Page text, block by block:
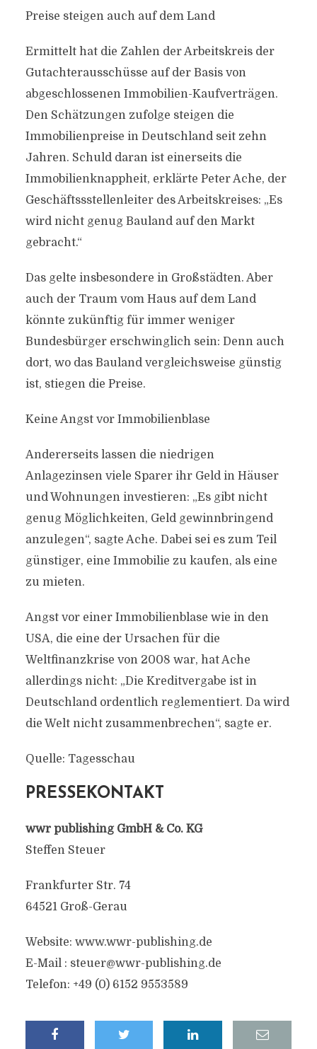
Preise steigen auch auf dem Land
Ermittelt hat die Zahlen der Arbeitskreis der
Gutachterausschüsse auf der Basis von
abgeschlossenen Immobilien-Kaufverträgen.
Den Schätzungen zufolge steigen die
Immobilienpreise in Deutschland seit zehn
Jahren. Schuld daran ist einerseits die
Immobilienknappheit, erklärte Peter Ache, der
Geschäftssstellenleiter des Arbeitskreises: „Es
wird nicht genug Bauland auf den Markt
gebracht.“
Das gelte insbesondere in Großstädten. Aber
auch der Traum vom Haus auf dem Land
könnte zukünftig für immer weniger
Bundesbürger erschwinglich sein: Denn auch
dort, wo das Bauland vergleichsweise günstig
ist, stiegen die Preise.
Keine Angst vor Immobilienblase
Andererseits lassen die niedrigen
Anlagezinsen viele Sparer ihr Geld in Häuser
und Wohnungen investieren: „Es gibt nicht
genug Möglichkeiten, Geld gewinnbringend
anzulegen“, sagte Ache. Dabei sei es zum Teil
günstiger, eine Immobilie zu kaufen, als eine
zu mieten.
Angst vor einer Immobilienblase wie in den
USA, die eine der Ursachen für die
Weltfinanzkrise von 2008 war, hat Ache
allerdings nicht: „Die Kreditvergabe ist in
Deutschland ordentlich reglementiert. Da wird
die Welt nicht zusammenbrechen“, sagte er.
Quelle: Tagesschau
PRESSEKONTAKT
wwr publishing GmbH & Co. KG
Steffen Steuer
Frankfurter Str. 74
64521 Groß-Gerau
Website: www.wwr-publishing.de
E-Mail : steuer@wwr-publishing.de
Telefon: +49 (0) 6152 9553589